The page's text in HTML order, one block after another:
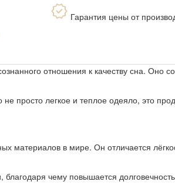
Гарантия цены от
отношения к качеству сна. Оно
просто легкое и теплое одеяло, это
материалов в мире. Он отличается
чему повышается